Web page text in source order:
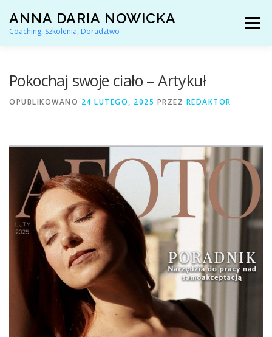
treści
ANNA DARIA NOWICKA
Coaching, Szkolenia, Doradztwo
Menu
ARTYKUŁY I YOUTUBE REFERENCJE O MNIE
KONTAKT
Pokochaj swoje ciało – Artykuł
OPUBLIKOWANO 24 LUTEGO, 2025 PRZEZ REDAKTOR